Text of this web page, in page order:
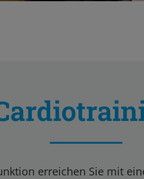
erreichen Sie mit